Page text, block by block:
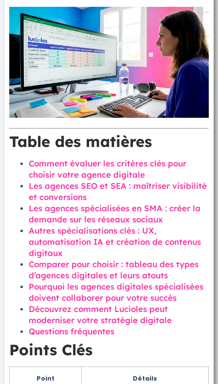
Table des matières
Comment évaluer les critères clés pour
choisir votre agence digitale
Les agences SEO et SEA : maîtriser visibilité
et conversions
Les agences spécialisées en SMA : créer la
demande sur les réseaux sociaux
Autres spécialisations clés : UX,
automatisation IA et création de contenus
digitaux
Comparer pour choisir : tableau des types
d’agences digitales et leurs atouts
Pourquoi les agences digitales spécialisées
doivent collaborer pour votre succès
Découvrez comment Lucioles peut
moderniser votre stratégie digitale
Questions fréquentes
Points Clés
Point Détails